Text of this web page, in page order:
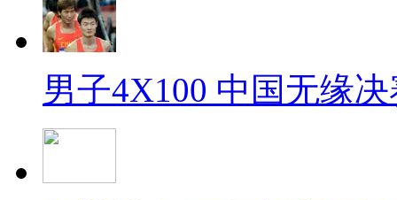
男子4X100 中国无缘